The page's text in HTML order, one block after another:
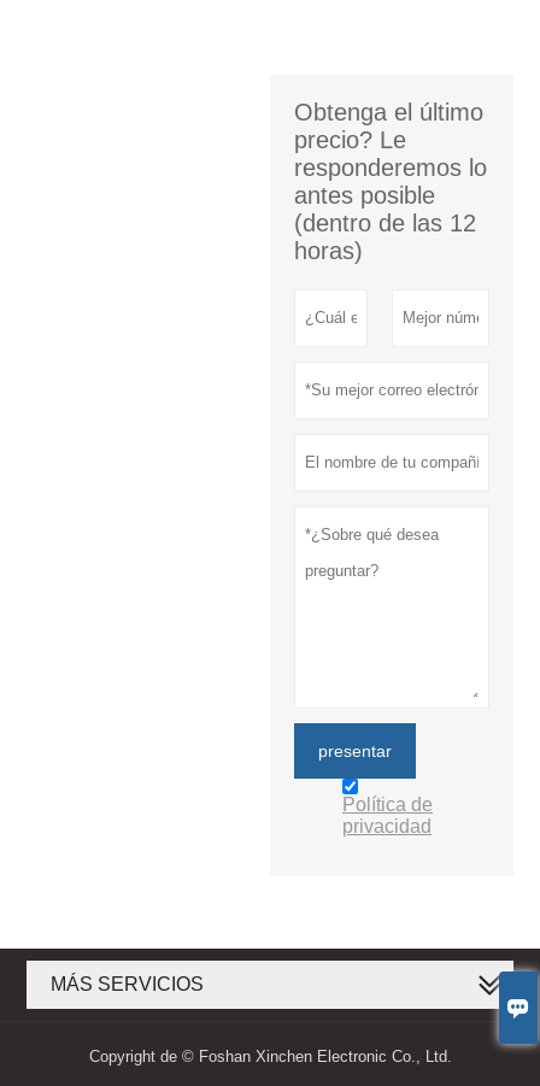

Obtenga el último
precio? Le
responderemos lo
antes posible
(dentro de las 12
horas)
presentar
Política de
privacidad
MÁS SERVICIOS
Copyright de © Foshan Xinchen Electronic Co., Ltd.